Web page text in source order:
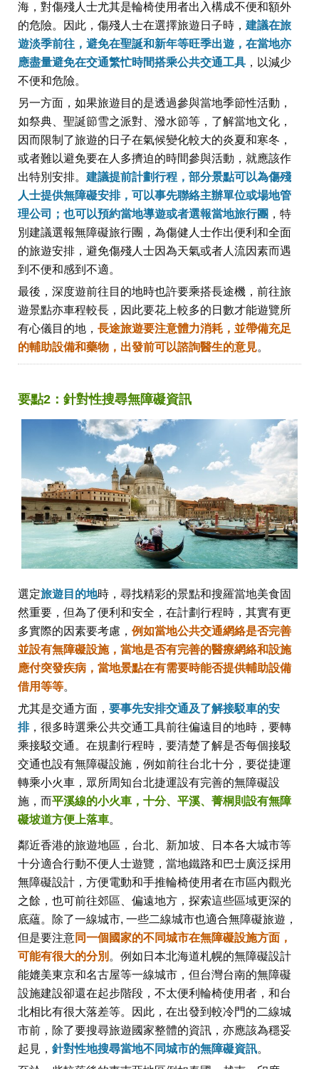
海，對傷殘人士尤其是輪椅使用者出入構成不便和額外
的危險。因此，傷殘人士在選擇旅遊日子時， 建議在旅
遊淡季前往，避免在聖誕和新年等旺季出遊，在當地亦
應盡量避免在交通繁忙時間搭乘公共交通工具 ，以減少
不便和危險。
另一方面，如果旅遊目的是透過參與當地季節性活動，
如祭典、聖誕節雪之派對、潑水節等，了解當地文化，
因而限制了旅遊的日子在氣候變化較大的炎夏和寒冬，
或者難以避免要在人多擠迫的時間參與活動，就應該作
出特別安排。 建議提前計劃行程，部分景點可以為傷殘
人士提供無障礙安排，可以事先聯絡主辦單位或場地管
理公司；也可以預約當地導遊或者選報當地旅行團 ，特
別建議選報無障礙旅行團，為傷健人士作出便利和全面
的旅遊安排，避免傷殘人士因為天氣或者人流因素而遇
到不便和感到不適。
最後，深度遊前往目的地時也許要乘搭長途機，前往旅
遊景點亦車程較長，因此要花上較多的日數才能遊覽所
有心儀目的地， 長途旅遊要注意體力消耗，並帶備充足
的輔助設備和藥物，出發前可以諮詢醫生的意見。
要點2：針對性搜尋無障礙資訊
選定旅遊目的地時，尋找精彩的景點和搜羅當地美食固
然重要，但為了便利和安全，在計劃行程時，其實有更
多實際的因素要考慮， 例如當地公共交通網絡是否完善
並設有無障礙設施，當地是否有完善的醫療網絡和設施
應付突發疾病，當地景點在有需要時能否提供輔助設備
借用等等。
尤其是交通方面， 要事先安排交通及了解接駁車的安
排，很多時選乘公共交通工具前往偏遠目的地時，要轉
乘接駁交通。在規劃行程時，要清楚了解是否每個接駁
交通也設有無障礙設施，例如前往台北十分，要從捷運
轉乘小火車，眾所周知台北捷運設有完善的無障礙設
施，而平溪線的小火車，十分、平溪、菁桐則設有無障
礙坡道方便上落車。
鄰近香港的旅遊地區，台北、新加坡、日本各大城市等
十分適合行動不便人士遊覽，當地鐵路和巴士廣泛採用
無障礙設計，方便電動和手推輪椅使用者在市區內觀光
之餘，也可前往郊區、偏遠地方，探索這些區域更深的
底蘊。除了一線城市, 一些二線城市也適合無障礙旅遊，
但是要注意同一個國家的不同城市在無障礙設施方面，
可能有很大的分別 。例如日本北海道札幌的無障礙設計
能媲美東京和名古屋等一線城市，但台灣台南的無障礙
設施建設卻還在起步階段，不太便利輪椅使用者，和台
北相比有很大落差等。因此，在出發到較冷門的二線城
市前，除了要搜尋旅遊國家整體的資訊，亦應該為穩妥
起見， 針對性地搜尋當地不同城市的無障礙資訊。